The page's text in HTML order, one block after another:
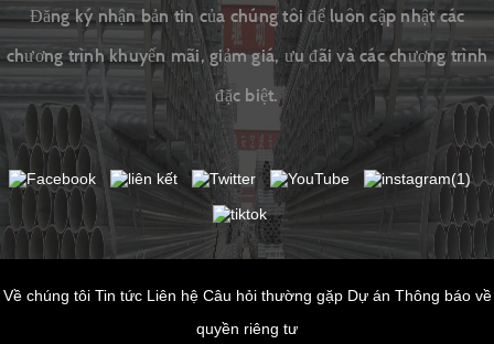
Đăng ký nhận bản tin của chúng tôi để luôn cập nhật các
chương trình khuyến mãi, giảm giá, ưu đãi và các chương trình
đặc biệt.
Về chúng tôi Tin tức Liên hệ Câu hỏi thường gặp Dự án Thông báo về
quyền riêng tư